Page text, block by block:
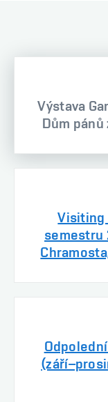
Výstava
Dům
Visiting
semestru